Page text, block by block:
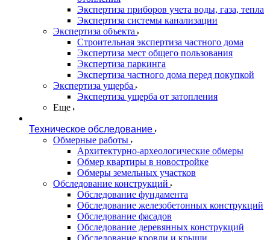
Экспертиза приборов учета воды, газа, тепла
Экспертиза системы канализации
Экспертиза объекта
Строительная экспертиза частного дома
Экспертиза мест общего пользования
Экспертиза паркинга
Экспертиза частного дома перед покупкой
Экспертиза ущерба
Экспертиза ущерба от затопления
Еще
Техническое обследование
Обмерные работы
Архитектурно-археологические обмеры
Обмер квартиры в новостройке
Обмеры земельных участков
Обследование конструкций
Обследование фундамента
Обследование железобетонных конструкций
Обследование фасадов
Обследование деревянных конструкций
Обследование кровли и крыши